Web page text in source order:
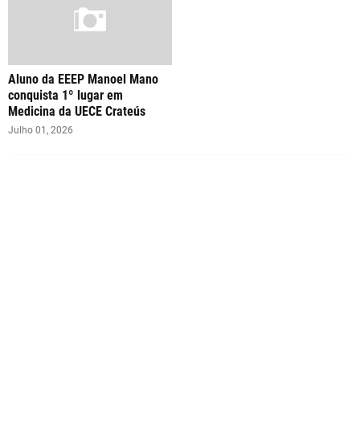
Aluno da EEEP Manoel Mano
conquista 1º lugar em
Medicina da UECE Crateús
Julho 01, 2026